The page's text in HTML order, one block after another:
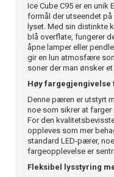
Ice Cube C95 er en
formål der utseendet
lyset. Med sin distinkte
blå overflate, fungerer
åpne lamper eller
gir en lun atmosfære
soner der man ønsker
Høy
Denne pæren er utstyrt
noe som sikrer at
For den
oppleves som mer
standard LED-pærer,
fargeopplevelse er
Fleksibel lysstyring